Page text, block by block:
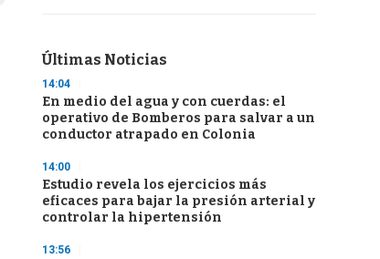
Últimas Noticias
14:04
En medio del agua y con cuerdas: el
operativo de Bomberos para salvar a un
conductor atrapado en Colonia
14:00
Estudio revela los ejercicios más
eficaces para bajar la presión arterial y
controlar la hipertensión
13:56